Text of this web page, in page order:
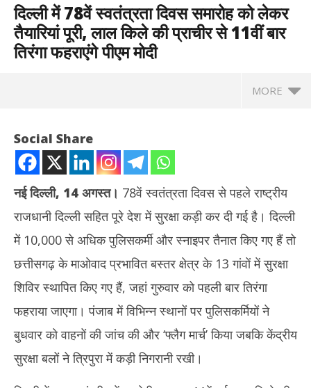
दिल्ली में 78वें स्वतंत्रता दिवस समारोह को लेकर
तैयारियां पूरी, लाल किले की प्राचीर से 11वीं बार
तिरंगा फहराएंगे पीएम मोदी
MORE
NOW VIEWING
दिल्ली में 78वें स्वतंत्रता दिवस समारोह को लेकर तैयारियां पूरी, लाल किले की
प्राचीर से 11वीं बार तिरंगा फहराएंगे पीएम मोदी
August
Social Share
नई दिल्ली, 14 अगस्त। 78वें स्वतंत्रता दिवस से पहले राष्ट्रीय
राजधानी दिल्ली सहित पूरे देश में सुरक्षा कड़ी कर दी गई है। दिल्ली
में 10,000 से अधिक पुलिसकर्मी और स्नाइपर तैनात किए गए हैं तो
छत्तीसगढ़ के माओवाद प्रभावित बस्तर क्षेत्र के 13 गांवों में सुरक्षा
शिविर स्थापित किए गए हैं, जहां गुरुवार को पहली बार तिरंगा
फहराया जाएगा। पंजाब में विभिन्न स्थानों पर पुलिसकर्मियों ने
बुधवार को वाहनों की जांच की और ‘फ्लैग मार्च’ किया जबकि केंद्रीय
सुरक्षा बलों ने त्रिपुरा में कड़ी निगरानी रखी।